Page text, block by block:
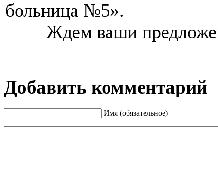
больница №5».
Ждем ваши
Добавить комментарий
Имя (обязательное)